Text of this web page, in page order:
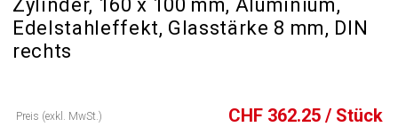
Zylinder, 160 x 100 mm, Aluminium,
Edelstahleffekt, Glasstärke 8 mm, DIN
rechts
Preis (exkl. MwSt.) CHF 362.25 / Stück